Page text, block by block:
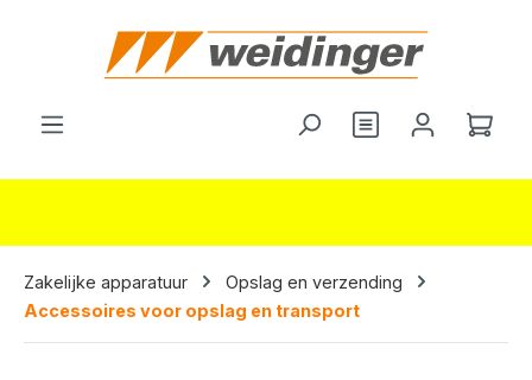
Je hebt 0 items
Zakelijke apparatuur
Opslag en verzending
Accessoires voor opslag en transport